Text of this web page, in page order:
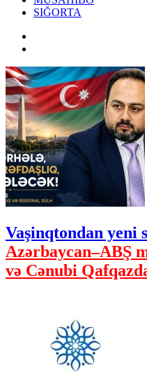
SIĞORTA
Vaşinqtondan yeni
Azərbaycan–ABŞ
və Cənubi